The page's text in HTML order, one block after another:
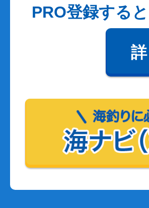
PRO登録する